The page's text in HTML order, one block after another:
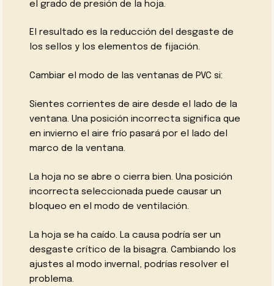
el grado de presión de la hoja.
El resultado es la reducción del desgaste de
los sellos y los elementos de fijación.
Cambiar el modo de las ventanas de PVC si:
Sientes corrientes de aire desde el lado de la
ventana. Una posición incorrecta significa que
en invierno el aire frío pasará por el lado del
marco de la ventana.
La hoja no se abre o cierra bien. Una posición
incorrecta seleccionada puede causar un
bloqueo en el modo de ventilación.
La hoja se ha caído. La causa podría ser un
desgaste crítico de la bisagra. Cambiando los
ajustes al modo invernal, podrías resolver el
problema.